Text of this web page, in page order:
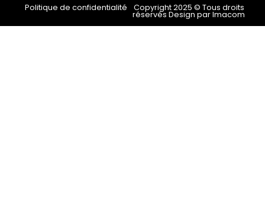
Politique de confidentialité Copyright 2025 © Tous droits
réservés Design par Imacom